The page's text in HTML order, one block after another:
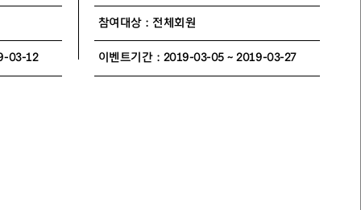
03-12
래식
참여대상 : 전체회원
이벤트기간 : 2019-03-05 ~ 2019-03-27